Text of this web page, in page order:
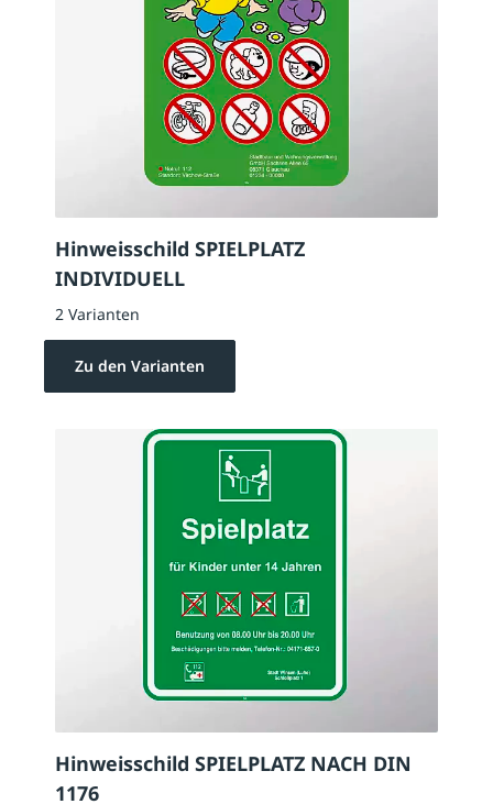
Hinweisschild SPIELPLATZ
INDIVIDUELL
2 Varianten
Zu den Varianten
Hinweisschild SPIELPLATZ NACH DIN
1176